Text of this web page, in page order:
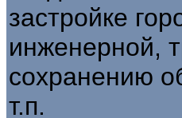
застройке
инженерной,
сохранению
т.п.